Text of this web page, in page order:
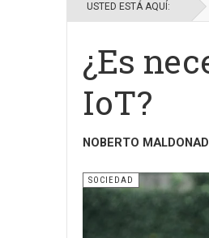
USTED ESTÁ AQUÍ:
¿Es
IoT?
NOBERTO
SOCIEDAD